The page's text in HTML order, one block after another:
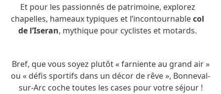
Et pour les passionnés de patrimoine, explorez
chapelles, hameaux typiques et l’incontournablecol
de l’Iseran, mythique pour cyclistes et motards.
Bref, que vous soyez plutôt « farniente au grand air »
ou « défis sportifs dans un décor de rêve », Bonneval-
sur-Arc coche toutes les cases pour votre séjour !